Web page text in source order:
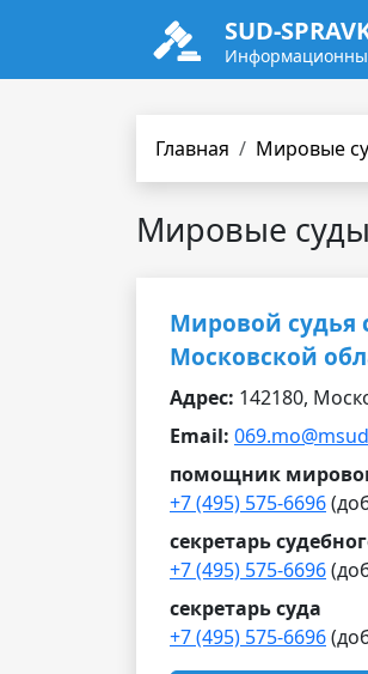
SUD-
Главная Мировые
Мировые
Мировой судья
Московской
Адрес: 142180,
Email:
помощник
+7 (495) 575-6696
секретарь
+7 (495) 575-6696
секретарь суда
+7 (495) 575-6696